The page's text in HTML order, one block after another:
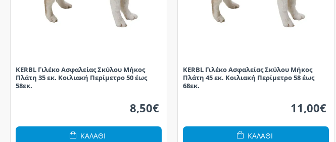
KERBL Γιλέκο Ασφαλείας Σκύλου Μήκος
Πλάτη 35 εκ. Κοιλιακή Περίμετρο 50 έως
58εκ.
8,50€
ΚΑΛΆΘΙ
KERBL Γιλέκο Ασφαλείας Σκύλου Μήκος
Πλάτη 45 εκ. Κοιλιακή Περίμετρο 58 έως
68εκ.
11,00€
ΚΑΛΆΘΙ